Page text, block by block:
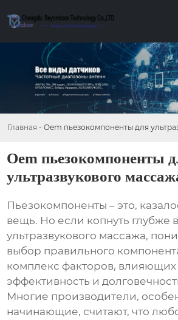
Главная - Oem пьезокомпоненты для
Oem пьезокомпоненты
ультразвукового
Пьезокомпоненты – это,
вещь. Но если копнуть глубже
ультразвукового массажа,
выбор правильного
комплекс факторов, влияющих
эффективность и
Многие производители,
начинающие, считают, что